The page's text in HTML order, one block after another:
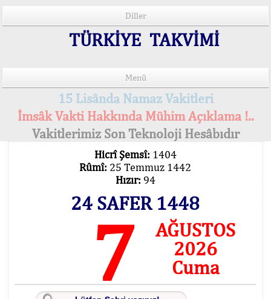
Diller
TÜRKİYE TAKVİMİ
Menü
15 Lisânda Namaz Vakitleri
İmsâk Vakti Hakkında Mühim Açıklama !..
Vakitlerimiz Son Teknoloji Hesâbıdır
Hicrî Şemsî: 1404
Rûmî: 25 Temmuz 1442
Hızır: 94
24 SAFER 1448
7
AĞUSTOS
2026
Cuma